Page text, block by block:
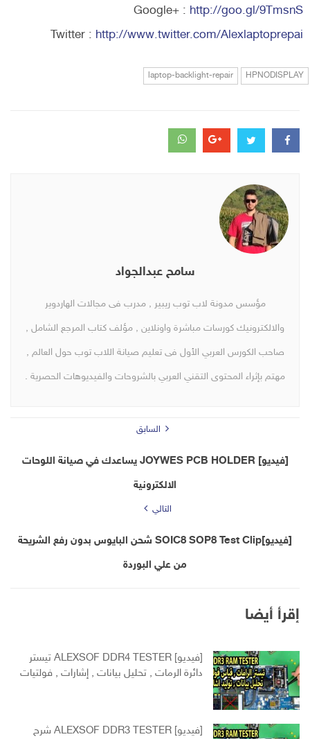
Google+ : http://goo.gl/9TmsnS
Twitter : http://www.twitter.com/Alexlaptoprepai
HPNODISPLAY
laptop-backlight-repair
سامح عبدالجواد
مؤسس مدونة لاب توب ريبير , مدرب فى مجالات الهاردوير
والالكترونيك كورسات مباشرة واونلاين , مؤلف كتاب المرجع الشامل ,
صاحب الكورس العربي الأول فى تعليم صيانة اللاب توب حول العالم ,
مهتم بإثراء المحتوى التقني العربي بالشروحات والفيديوهات الحصرية .
السابق
[فيديو] JOYWES PCB HOLDER يساعدك في صيانة اللوحات
الالكترونية
التالي
[فيديو]SOIC8 SOP8 Test Clip شحن البايوس بدون رفع الشريحة
من علي البوردة
إقرأ أيضا
[فيديو] ALEXSOF DDR4 TESTER تيستر
دائرة الرمات , تحليل بيانات , إشارات , فولتيات
[فيديو] ALEXSOF DDR3 TESTER شرح